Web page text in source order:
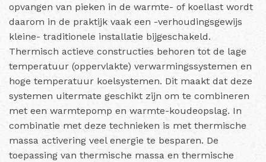
opvangen van pieken in de warmte- of koellast wordt
daarom in de praktijk vaak een -verhoudingsgewijs
kleine- traditionele installatie bijgeschakeld.
Thermisch actieve constructies behoren tot de lage
temperatuur (oppervlakte) verwarmingssystemen en
hoge temperatuur koelsystemen. Dit maakt dat deze
systemen uitermate geschikt zijn om te combineren
met een warmtepomp en warmte-koudeopslag. In
combinatie met deze technieken is met thermische
massa activering veel energie te besparen. De
toepassing van thermische massa en thermische